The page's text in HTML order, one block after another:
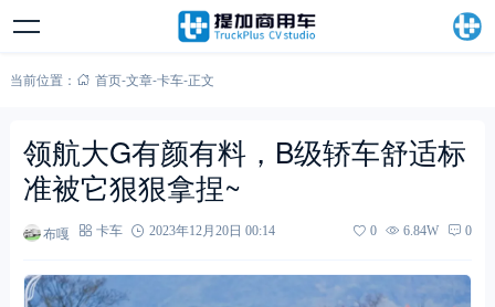
当前位置： 首页-文章-卡车-正文
领航大G有颜有料，B级轿车舒适标
准被它狠狠拿捏~
布嘎 卡车 2023年12月20日 00:14 0 6.84W 0